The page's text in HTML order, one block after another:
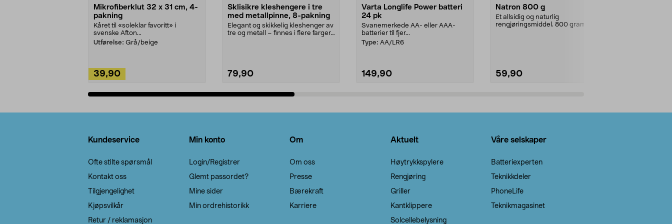
Mikrofiberklut 32 x 31 cm, 4-
pakning
Kåret til «soleklar favoritt» i
svenske Afton...
Utførelse: Grå/beige
39,90
Sklisikre kleshengere i tre
med metallpinne, 8-pakning
Elegant og skikkelig kleshenger av
tre og metall – finnes i flere farger.
79,90
Varta Longlife Power batteri
24 pk
Svanemerkede AA- eller AAA-
batterier til fjer...
Type: AA/LR6
149,90
Natron 800 g
Et allsidig og naturlig
rengjøringsmiddel. 800 gram
59,90
Kundeservice
Ofte stilte spørsmål
Kontakt oss
Tilgjengelighet
Kjøpsvilkår
Retur / reklamasjon
Min konto
Login/Registrer
Glemt passordet?
Mine sider
Min ordrehistorikk
Om
Om oss
Presse
Bærekraft
Karriere
Aktuelt
Høytrykkspylere
Rengjøring
Griller
Kantklippere
Solcellebelysning
Våre selskaper
Batteriexperten
Teknikkdeler
PhoneLife
Teknikmagasinet